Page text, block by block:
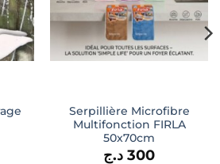
Serpillière Microfibre
Multifonction FIRLA
50x70cm
300 د.ج